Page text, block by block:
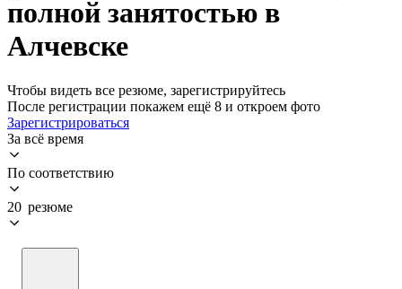
полной занятостью в
Алчевске
Чтобы видеть все резюме, зарегистрируйтесь
После регистрации покажем ещё 8 и откроем фото
Зарегистрироваться
За всё время
По соответствию
20 резюме